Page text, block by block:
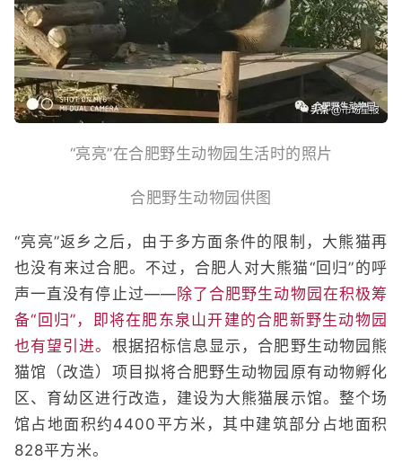
“亮亮”在合肥野生动物园生活时的照片
合肥野生动物园供图
“亮亮”返乡之后，由于多方面条件的限制，大熊猫再
也没有来过合肥。不过，合肥人对大熊猫“回归”的呼
声一直没有停止过—— 除了合肥野生动物园在积极筹
备“回归”，即将在肥东泉山开建的合肥新野生动物园
也有望引进。 根据招标信息显示，合肥野生动物园熊
猫馆（改造）项目拟将合肥野生动物园原有动物孵化
区、育幼区进行改造，建设为大熊猫展示馆。整个场
馆占地面积约4400平方米，其中建筑部分占地面积
828平方米。